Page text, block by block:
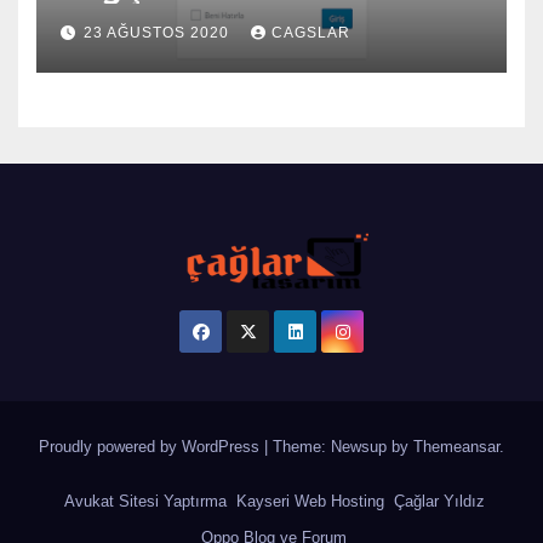
23 AĞUSTOS 2020 CAGSLAR
Proudly powered by WordPress Theme: Newsup by Themeansar.
Avukat Sitesi Yaptırma Kayseri Web Hosting Çağlar Yıldız
Oppo Blog ve Forum